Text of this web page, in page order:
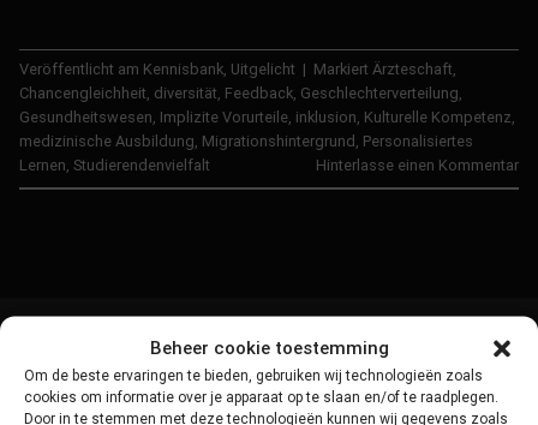
Beheer cookie toestemming
Om de beste ervaringen te bieden, gebruiken wij technologieën zoals
cookies om informatie over je apparaat op te slaan en/of te raadplegen.
Door in te stemmen met deze technologieën kunnen wij gegevens zoals
Veröffentlicht am Kennisbank Uitgelicht | Markiert Ärzteschaft
Chancengleichheit diversität Feedback Geschlechterverteilung
Gesundheitswesen Implizite Vorurteile inklusion Kulturelle Kompetenz
medizinische Ausbildung Migrationshintergrund Personalisiertes
Lernen Studierendenvielfalt Hinterlasse einen Kommentar